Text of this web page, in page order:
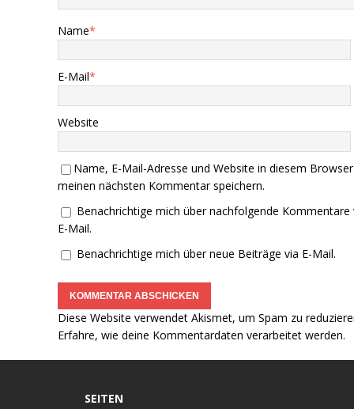
Name*
E-Mail*
Website
Name, E-Mail-Adresse und Website in diesem
meinen nächsten Kommentar speichern.
Benachrichtige mich über nachfolgende Kommentare
E-Mail.
Benachrichtige mich über neue Beiträge via E-Mail.
Diese Website verwendet Akismet, um Spam zu
Erfahre, wie deine Kommentardaten verarbeitet werden.
SEITEN